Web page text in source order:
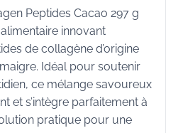
Peptides Cacao 297 g
innovant
de collagène d’origine
Idéal pour soutenir
ce mélange savoureux
et s’intègre parfaitement à
pratique pour une